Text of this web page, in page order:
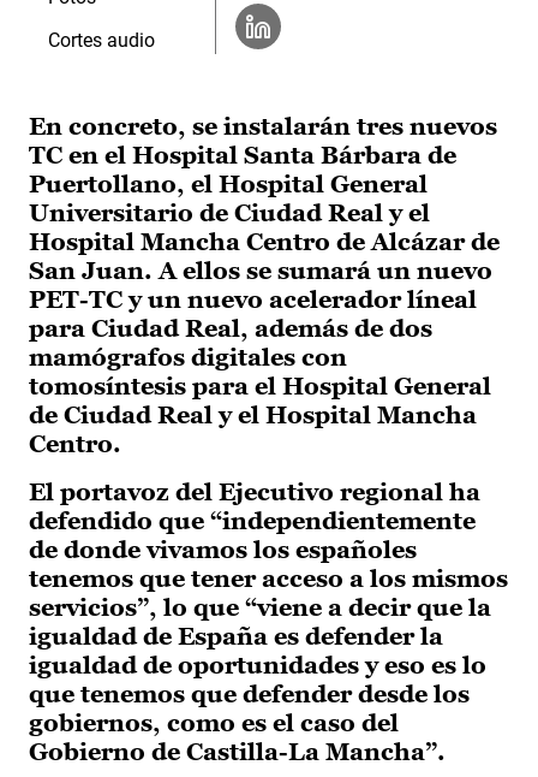
En concreto, se instalarán tres nuevos
TC en el Hospital Santa Bárbara de
Puertollano, el Hospital General
Universitario de Ciudad Real y el
Hospital Mancha Centro de Alcázar de
San Juan. A ellos se sumará un nuevo
PET-TC y un nuevo acelerador líneal
para Ciudad Real, además de dos
mamógrafos digitales con
tomosíntesis para el Hospital General
de Ciudad Real y el Hospital Mancha
Centro.
El portavoz del Ejecutivo regional ha
defendido que “independientemente
de donde vivamos los españoles
tenemos que tener acceso a los mismos
servicios”, lo que “viene a decir que la
igualdad de España es defender la
igualdad de oportunidades y eso es lo
que tenemos que defender desde los
gobiernos, como es el caso del
Gobierno de Castilla-La Mancha”.
Cortes audio